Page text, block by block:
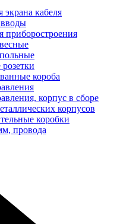
кабеля
приборостроения
короба
корпус в сборе
корпусов
коробки
провода